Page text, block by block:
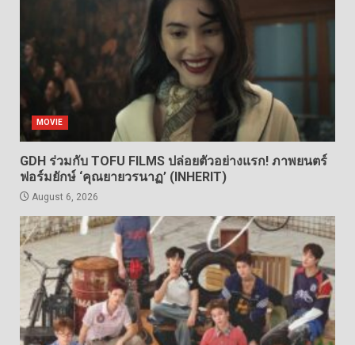
MOVIE
GDH ร่วมกับ TOFU FILMS ปล่อยตัวอย่างแรก! ภาพยนตร์
ฟอร์มยักษ์ ‘คุณยายวรนาฏ’ (INHERIT)
August 6, 2026